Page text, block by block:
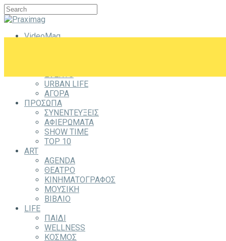
VideoMag
EVENTS
URBAN LIFE
ΑΓΟΡΑ
ΠΡΟΣΩΠΑ
ΣΥΝΕΝΤΕΥΞΕΙΣ
ΑΦΙΕΡΩΜΑΤΑ
SHOW TIME
TOP 10
ART
AGENDA
ΘΕΑΤΡΟ
ΚΙΝΗΜΑΤΟΓΡΑΦΟΣ
ΜΟΥΣΙΚΗ
ΒΙΒΛΙΟ
LIFE
ΠΑΙΔΙ
WELLNESS
ΚΟΣΜΟΣ